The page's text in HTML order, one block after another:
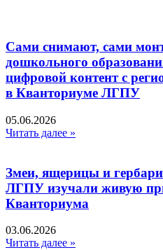
Сами снимают, сами
дошкольного
цифровой контент с
в Кванториуме ЛГПУ​
05.06.2026
Читать далее »
Змеи, ящерицы и
ЛГПУ изучали живую
Кванториума
03.06.2026
Читать далее »